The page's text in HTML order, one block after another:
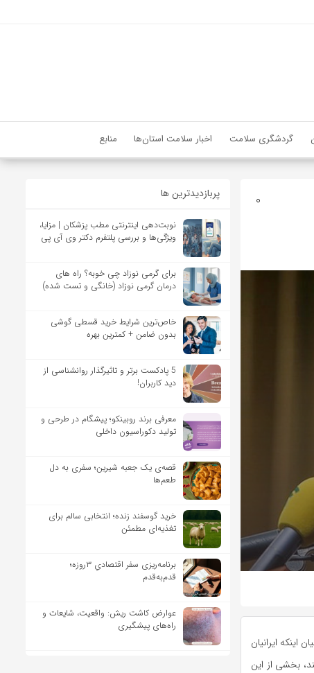
گردشگری سلامت اخبار سلامت استان‌ها منابع
0
اینکه ایرانیان
بخشی از این
پربازدیدترین ها
نوبت‌دهی اینترنتی مطب پزشکان | مزایا،
ویژگی‌ها و بررسی پلتفرم دکتر وی آی پی
برای گرمی نوزاد چی خوبه؟ راه های
درمان گرمی نوزاد (خانگی و تست شده)
خاص‌ترین شرایط خرید قسطی گوشی
بدون ضامن + کمترین بهره
5 پادکست برتر و تاثیرگذار روانشناسی از
دید کاربران!
معرفی برند روبینکو؛ پیشگام در طرحی و
تولید دکوراسیون داخلی
قصه‌ی یک جعبه شیرین؛ سفری به دل
طعم‌ها
خرید گوسفند زنده؛ انتخابی سالم برای
تغذیه‌ای مطمئن
برنامه‌ریزی سفر اقتصادیِ ۳روزه؛
قدم‌به‌قدم
عوارض کاشت ریش: واقعیت، شایعات و
راه‌های پیشگیری